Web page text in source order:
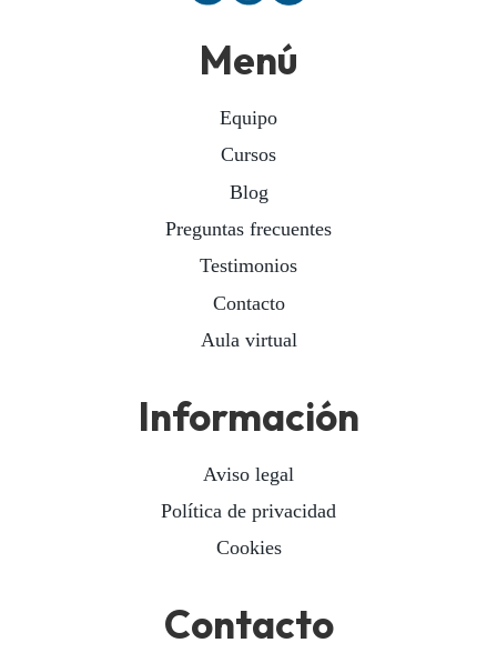
Menú
Equipo
Cursos
Blog
Preguntas frecuentes
Testimonios
Contacto
Aula virtual
Información
Aviso legal
Política de privacidad
Cookies
Contacto